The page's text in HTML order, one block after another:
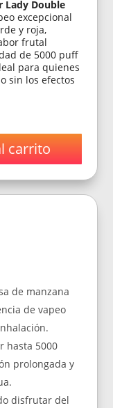
Lady Double
excepcional
y roja,
frutal
de 5000 puff
para quienes
sin los efectos
carrito
de manzana
de vapeo
hasta 5000
prolongada y
disfrutar del